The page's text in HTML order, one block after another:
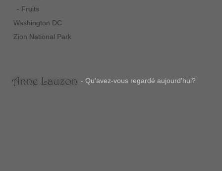
- Fruits
Washington DC
Zion National Park
- Qu'avez-vous regardé aujourd'hui?